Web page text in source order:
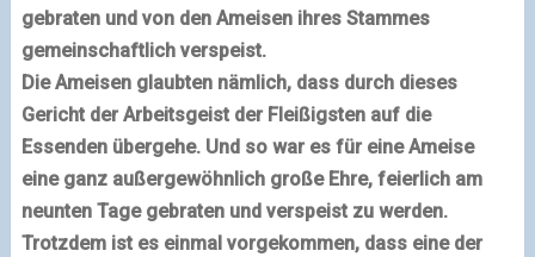
gebraten und von den Ameisen ihres Stammes
gemeinschaftlich verspeist.
Die Ameisen glaubten nämlich, dass durch dieses
Gericht der Arbeitsgeist der Fleißigsten auf die
Essenden übergehe. Und so war es für eine Ameise
eine ganz außergewöhnlich große Ehre, feierlich am
neunten Tage gebraten und verspeist zu werden.
Trotzdem ist es einmal vorgekommen, dass eine der